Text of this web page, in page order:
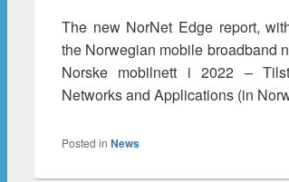
The new NorNet Edge report,
the Norwegian mobile broadband
Norske mobilnett i 2022 –
Networks and Applications (in
Posted in News